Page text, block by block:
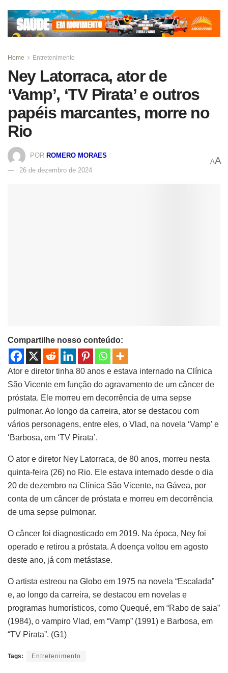
Home Entretenimento
Ney Latorraca, ator de
‘Vamp’, ‘TV Pirata’ e outros
papéis marcantes, morre no
Rio
POR ROMERO MORAES
26 de dezembro de 2024
AA
Compartilhe nosso conteúdo:
Ator e diretor tinha 80 anos e estava internado na Clínica
São Vicente em função do agravamento de um câncer de
próstata. Ele morreu em decorrência de uma sepse
pulmonar. Ao longo da carreira, ator se destacou com
vários personagens, entre eles, o Vlad, na novela ‘Vamp’ e
‘Barbosa, em ‘TV Pirata’.
O ator e diretor Ney Latorraca, de 80 anos, morreu nesta
quinta-feira (26) no Rio. Ele estava internado desde o dia
20 de dezembro na Clínica São Vicente, na Gávea, por
conta de um câncer de próstata e morreu em decorrência
de uma sepse pulmonar.
O câncer foi diagnosticado em 2019. Na época, Ney foi
operado e retirou a próstata. A doença voltou em agosto
deste ano, já com metástase.
O artista estreou na Globo em 1975 na novela “Escalada”
e, ao longo da carreira, se destacou em novelas e
programas humorísticos, como Quequé, em “Rabo de saia”
(1984), o vampiro Vlad, em “Vamp” (1991) e Barbosa, em
“TV Pirata”. (G1)
Tags: Entretenimento